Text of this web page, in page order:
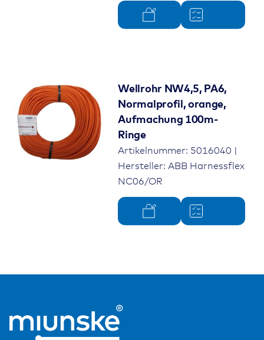
Wellrohr NW4,5, PA6,
Normalprofil, orange,
Aufmachung 100m-
Ringe
Artikelnummer: 5016040 |
Hersteller: ABB Harnessflex
NC06/OR